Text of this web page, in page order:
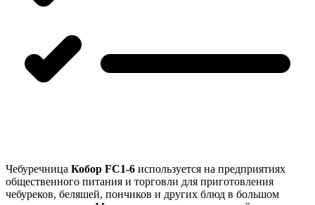
Чебуречница Кобор FC1-6 используется на предприятиях
общественного питания и торговли для приготовления
чебуреков, беляшей, пончиков и других блюд в большом